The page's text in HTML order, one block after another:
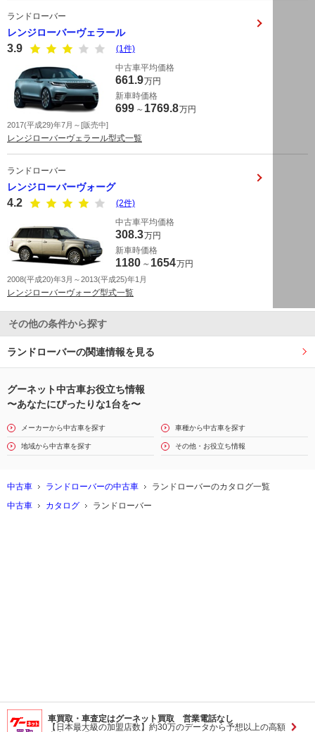
ランドローバー
レンジローバーヴェラール
3.9
(1件)
中古車平均価格
661.9万円
新車時価格
699 ～ 1769.8万円
2017(平成29)年7月～[販売中]
レンジローバーヴェラール型式一覧
ランドローバー
レンジローバーヴォーグ
4.2
(2件)
中古車平均価格
308.3万円
新車時価格
1180 ～ 1654万円
2008(平成20)年3月～2013(平成25)年1月
レンジローバーヴォーグ型式一覧
その他の条件から探す
ランドローバーの関連情報を見る
グーネット中古車お役立ち情報
〜あなたにぴったりな1台を〜
メーカーから中古車を探す 車種から中古車を探す
地域から中古車を探す その他・お役立ち情報
中古車 ランドローバーの中古車
ランドローバーのカタログ一覧
中古車
カタログ ランドローバー
車買取・車査定はグーネット買取 営業電話なし
【日本最大級の加盟店数】約30万のデータから予想以上の高額